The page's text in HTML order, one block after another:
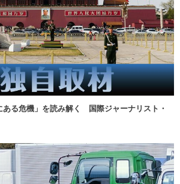
ある危機」を読み解く 国際ジャーナリスト・